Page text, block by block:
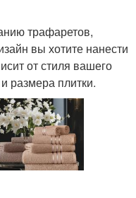
трафаретов,
вы хотите нанести
от стиля вашего
размера плитки.